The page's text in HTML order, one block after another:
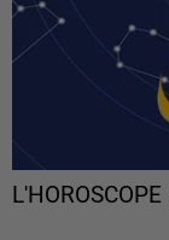
L'HOROSCOPE